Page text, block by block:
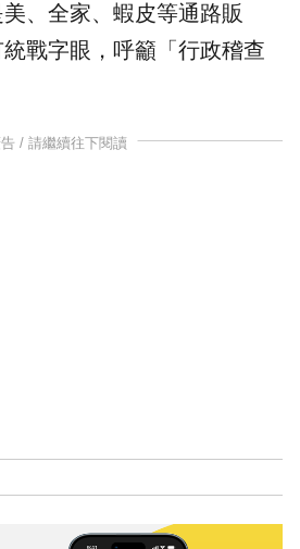
、全家、蝦皮等通路販
戰字眼，呼籲「行政稽查
/ 請繼續往下閱讀